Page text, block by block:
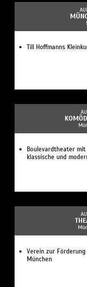
Till Hoffmanns
Boulevardtheater
klassische und
Verein zur
München